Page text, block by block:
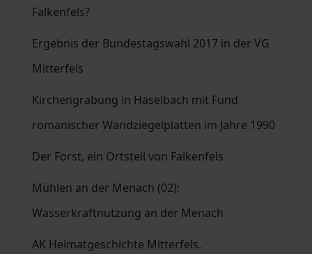
Falkenfels?
Ergebnis der Bundestagswahl 2017 in der VG
Mitterfels
Kirchengrabung in Haselbach mit Fund
romanischer Wandziegelplatten im Jahre 1990
Der Forst, ein Ortsteil von Falkenfels
Mühlen an der Menach (02):
Wasserkraftnutzung an der Menach
AK Heimatgeschichte Mitterfels.